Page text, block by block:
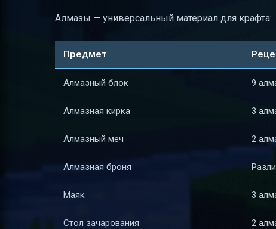
Алмазы — универсальный материал для крафта:
Предмет
Алмазный блок 9
Алмазная кирка 3
Алмазный меч 2
Алмазная броня
Маяк 3
Стол зачарования 2